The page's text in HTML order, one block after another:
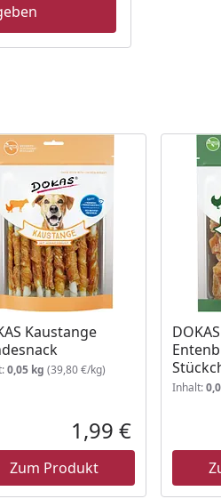
Kaustange
0,05 kg (39,80 €/kg)
Aktueller Preis
1,99 €
Zum Produkt
Inhalt: